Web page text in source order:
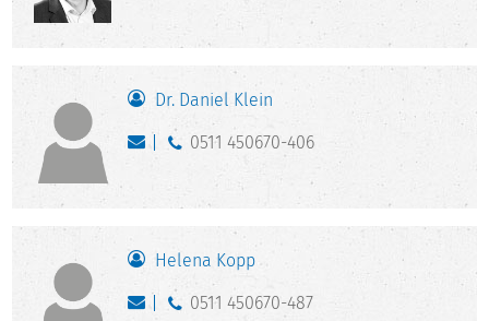
Dr. Daniel Klein
0511 450670-406
Helena Kopp
0511 450670-487